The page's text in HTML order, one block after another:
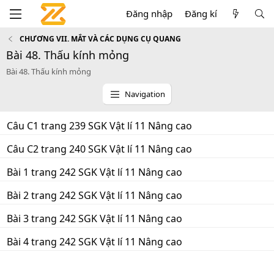
Đăng nhập Đăng kí
CHƯƠNG VII. MẮT VÀ CÁC DỤNG CỤ QUANG
Bài 48. Thấu kính mỏng
Bài 48. Thấu kính mỏng
Navigation
Câu C1 trang 239 SGK Vật lí 11 Nâng cao
Câu C2 trang 240 SGK Vật lí 11 Nâng cao
Bài 1 trang 242 SGK Vật lí 11 Nâng cao
Bài 2 trang 242 SGK Vật lí 11 Nâng cao
Bài 3 trang 242 SGK Vật lí 11 Nâng cao
Bài 4 trang 242 SGK Vật lí 11 Nâng cao